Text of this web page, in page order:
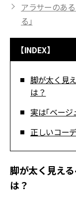
アラサーのあ
る」
【INDEX】
脚が太く見
は？
実は「ベー
正しいコー
脚が太く見え
は？